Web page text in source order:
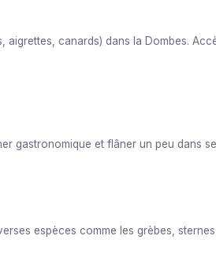
canards) dans la Dombes.
gastronomique et flâner un peu dans
espèces comme les grèbes,